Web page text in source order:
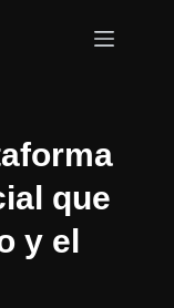
que
y el